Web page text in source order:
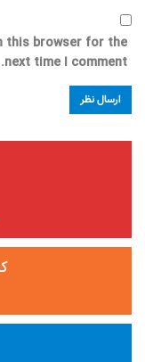
this browser for the
next time I comment.